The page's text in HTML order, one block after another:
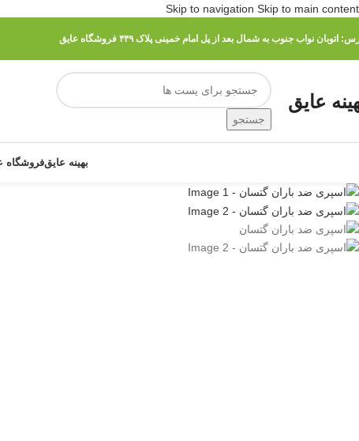
Skip to navigation Skip to main content
اتوبان نواب جنوب به شمال بعد از پل امام خمینی پلاک ۴۴۹ فروشگاه عایق
عایق
جستجو
بهینه عایقفروشگاه